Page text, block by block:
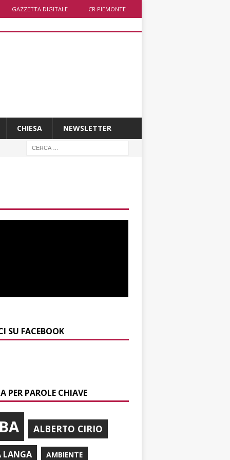
GAZZETTA DIGITALE CR PIEMONTE
CHIESA NEWSLETTER
SU FACEBOOK
PER PAROLE CHIAVE
ALBERTO CIRIO
LANGA AMBIENTE